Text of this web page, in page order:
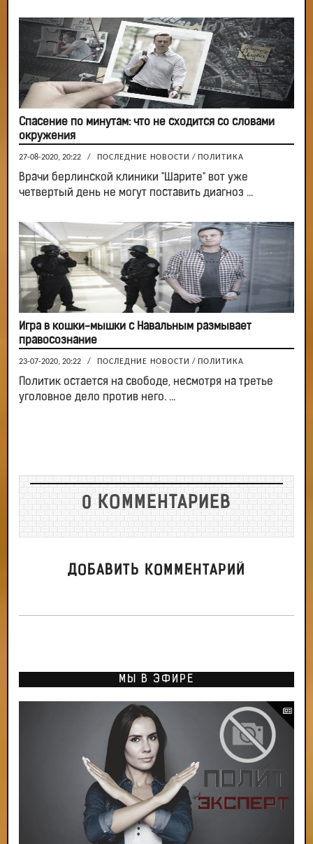
Спасение по минутам: что не сходится со словами
окружения
27-08-2020, 20:22 / ПОСЛЕДНИЕ НОВОСТИ / ПОЛИТИКА
Врачи берлинской клиники "Шарите" вот уже
четвертый день не могут поставить диагноз ...
Игра в кошки-мышки с Навальным размывает
правосознание
23-07-2020, 20:22 / ПОСЛЕДНИЕ НОВОСТИ / ПОЛИТИКА
Политик остается на свободе, несмотря на третье
уголовное дело против него. ...
0 КОММЕНТАРИЕВ
ДОБАВИТЬ КОММЕНТАРИЙ
МЫ В ЭФИРЕ